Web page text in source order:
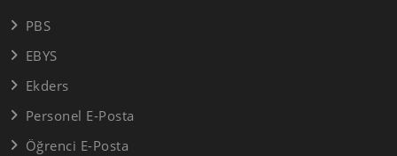
PBS
EBYS
Ekders
Personel E-Posta
Öğrenci E-Posta